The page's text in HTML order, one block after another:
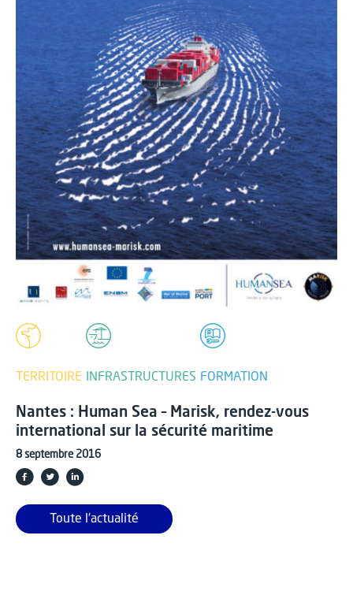
TERRITOIRE INFRASTRUCTURES FORMATION
Nantes : Human Sea – Marisk, rendez-vous
international sur la sécurité maritime
8 septembre 2016
Toute l'actualité